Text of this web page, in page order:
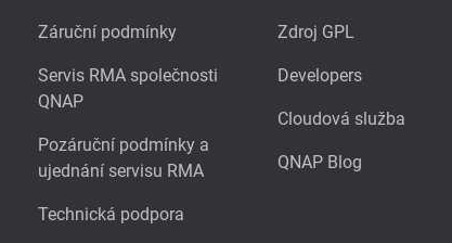
Záruční podmínky
Servis RMA společnosti
QNAP
Pozáruční podmínky a
ujednání servisu RMA
Technická podpora
Zdroj GPL
Developers
Cloudová služba
QNAP Blog